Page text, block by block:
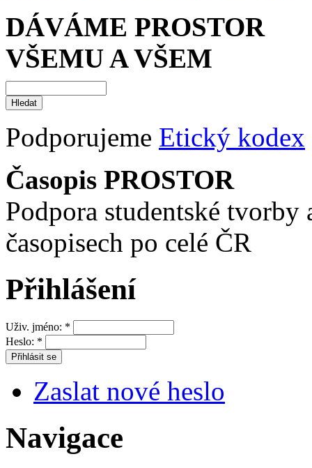
DÁVÁME PROSTOR
VŠEMU A VŠEM
Podporujeme Etický kodex
Časopis PROSTOR
Podpora studentské
časopisech po celé ČR
Přihlášení
Uživ. jméno: *
Heslo: *
Zaslat nové heslo
Navigace